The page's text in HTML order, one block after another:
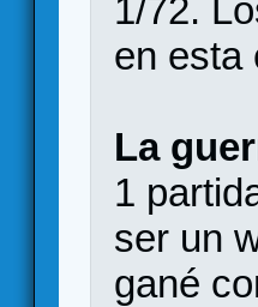
1/72.
en esta
La
1
ser un
gané